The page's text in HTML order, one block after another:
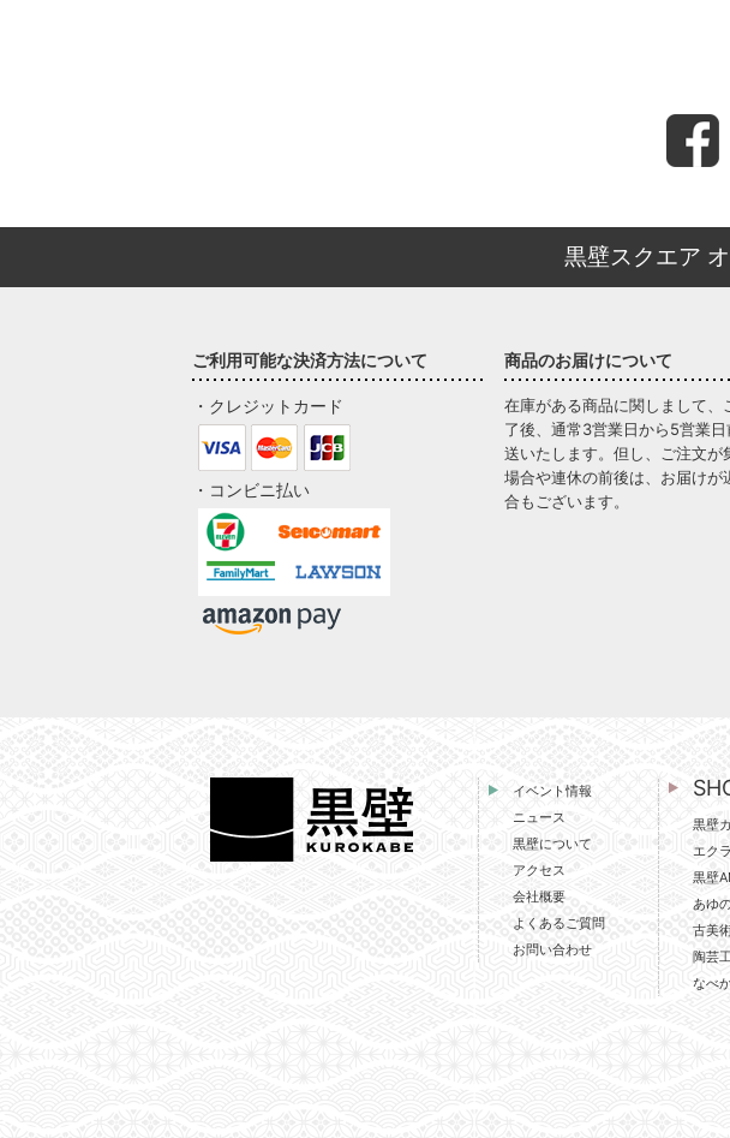
黒壁スクエア
ご利用可能な決済方法について
・クレジットカード
・コンビニ払い
商品のお届けについて
在庫がある商品に関しまして、
了後、通常3営業日から5営業日
送いたします。但し、ご注文が
場合や連休の前後は、お届けが
合もございます。
イベント情報
ニュース
黒壁について
アクセス
会社概要
よくあるご質問
お問い合わせ
黒壁
エク
黒壁
あゆ
古美
陶芸
なべ